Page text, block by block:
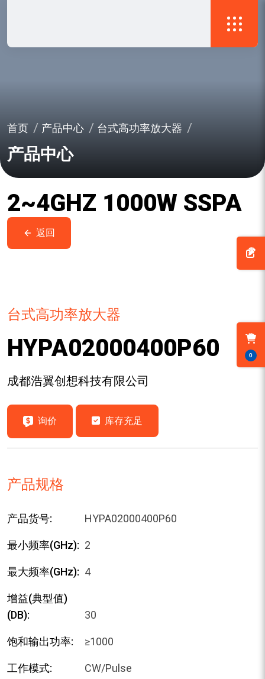
首页 产品中心 台式高功率放大器
产品中心
2~4GHZ 1000W SSPA
返回
台式高功率放大器
HYPA02000400P60
成都浩翼创想科技有限公司
询价 库存充足
产品规格
产品货号: HYPA02000400P60
最小频率(GHz): 2
最大频率(GHz): 4
增益(典型值)
(dB):
30
饱和输出功率: ≥1000
工作模式: CW/Pulse
0